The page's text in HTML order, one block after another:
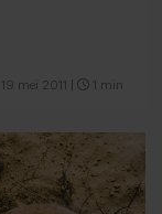
19 mei 2011 1 min